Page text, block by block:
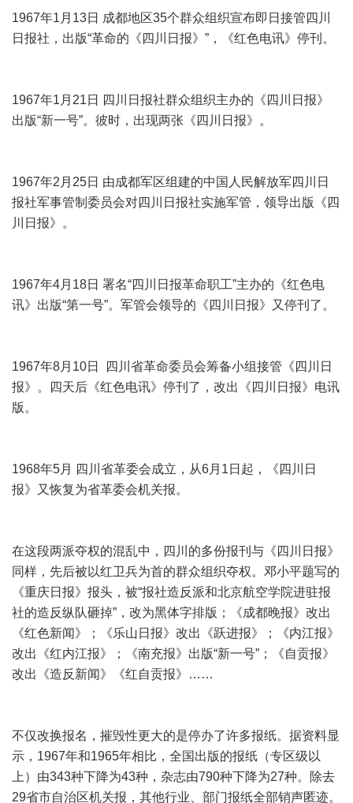
1967年1月13日 成都地区35个群众组织宣布即日接管四川
日报社，出版“革命的《四川日报》”，《红色电讯》停刊。
1967年1月21日 四川日报社群众组织主办的《四川日报》
出版“新一号”。彼时，出现两张《四川日报》。
1967年2月25日 由成都军区组建的中国人民解放军四川日
报社军事管制委员会对四川日报社实施军管，领导出版《四
川日报》。
1967年4月18日 署名“四川日报革命职工”主办的《红色电
讯》出版“第一号”。军管会领导的《四川日报》又停刊了。
1967年8月10日 四川省革命委员会筹备小组接管《四川日
报》。四天后《红色电讯》停刊了，改出《四川日报》电讯
版。
1968年5月 四川省革委会成立，从6月1日起，《四川日
报》又恢复为省革委会机关报。
在这段两派夺权的混乱中，四川的多份报刊与《四川日报》
同样，先后被以红卫兵为首的群众组织夺权。邓小平题写的
《重庆日报》报头，被“报社造反派和北京航空学院进驻报
社的造反纵队砸掉”，改为黑体字排版；《成都晚报》改出
《红色新闻》；《乐山日报》改出《跃进报》；《内江报》
改出《红内江报》；《南充报》出版“新一号”；《自贡报》
改出《造反新闻》《红自贡报》……
不仅改换报名，摧毁性更大的是停办了许多报纸。据资料显
示，1967年和1965年相比，全国出版的报纸（专区级以
上）由343种下降为43种，杂志由790种下降为27种。除去
29省市自治区机关报，其他行业、部门报纸全部销声匿迹。